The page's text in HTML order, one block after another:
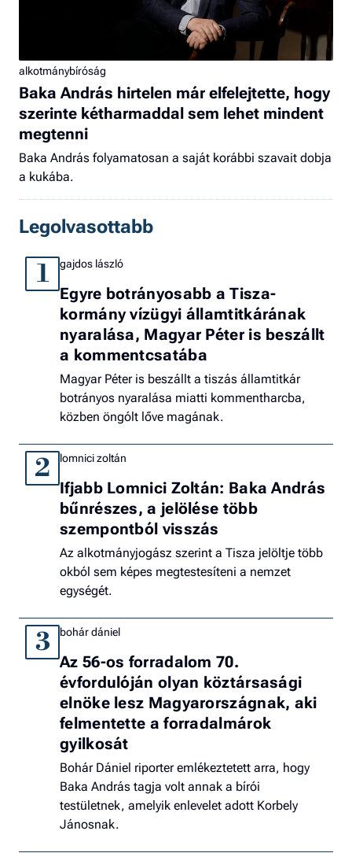
alkotmánybíróság
Baka András hirtelen már elfelejtette, hogy
szerinte kétharmaddal sem lehet mindent
megtenni
Baka András folyamatosan a saját korábbi szavait dobja
a kukába.
Legolvasottabb
1 gajdos lászló
Egyre botrányosabb a Tisza-
kormány vízügyi államtitkárának
nyaralása, Magyar Péter is beszállt
a kommentcsatába
Magyar Péter is beszállt a tiszás államtitkár
botrányos nyaralása miatti kommentharcba,
közben öngólt lőve magának.
2 lomnici zoltán
Ifjabb Lomnici Zoltán: Baka András
bűnrészes, a jelölése több
szempontból visszás
Az alkotmányjogász szerint a Tisza jelöltje több
okból sem képes megtestesíteni a nemzet
egységét.
3 bohár dániel
Az 56-os forradalom 70.
évfordulóján olyan köztársasági
elnöke lesz Magyarországnak, aki
felmentette a forradalmárok
gyilkosát
Bohár Dániel riporter emlékeztetett arra, hogy
Baka András tagja volt annak a bírói
testületnek, amelyik enlevelet adott Korbely
Jánosnak.